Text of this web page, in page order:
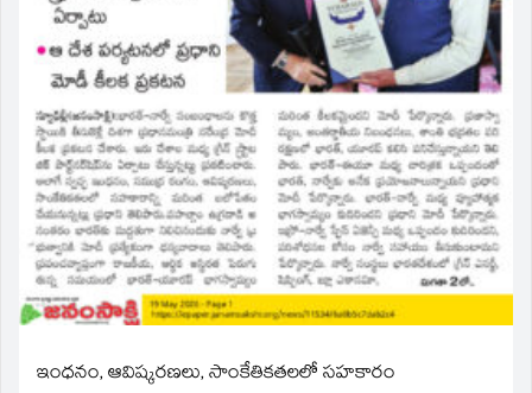
ఇంధనం, ఆవిష్కరణలు, సాంకేతికతలలో సహకారం